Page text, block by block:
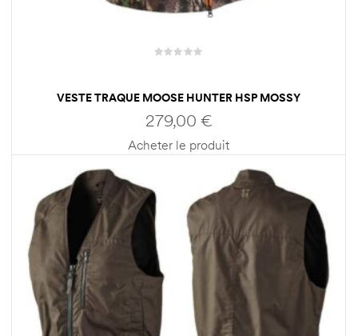
VESTE TRAQUE MOOSE HUNTER HSP MOSSY
OAK/ORANGE HOMME HARKILA
279,00 €
Acheter le produit